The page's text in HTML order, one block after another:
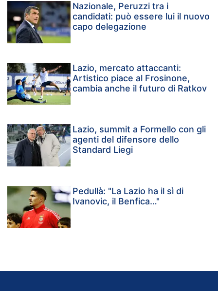
Nazionale, Peruzzi tra i
candidati: può essere lui il nuovo
capo delegazione
Lazio, mercato attaccanti:
Artistico piace al Frosinone,
cambia anche il futuro di Ratkov
Lazio, summit a Formello con gli
agenti del difensore dello
Standard Liegi
Pedullà: "La Lazio ha il sì di
Ivanovic, il Benfica…"